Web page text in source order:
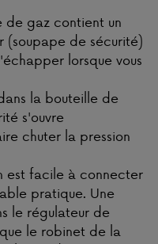
de gaz contient un
de sécurité)
lorsque vous
la bouteille de
s'ouvre
chuter la pression
est facile à connecter
pratique. Une
le régulateur de
le robinet de la